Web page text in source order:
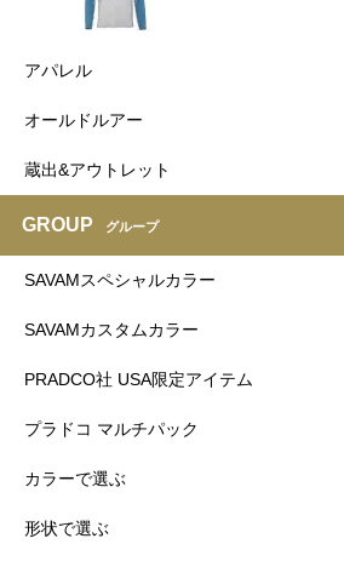
アパレル
オールドルアー
蔵出&アウトレット
GROUP グループ
SAVAMスペシャルカラー
SAVAMカスタムカラー
PRADCO社 USA限定アイテム
プラドコ マルチパック
カラーで選ぶ
形状で選ぶ